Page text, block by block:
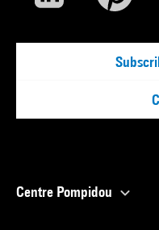
Centre Pompidou